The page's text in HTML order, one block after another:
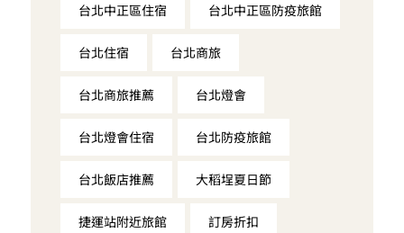
台北中正區住宿 台北中正區防疫旅館
台北住宿 台北商旅
台北商旅推薦 台北燈會
台北燈會住宿 台北防疫旅館
台北飯店推薦 大稻埕夏日節
捷運站附近旅館 訂房折扣